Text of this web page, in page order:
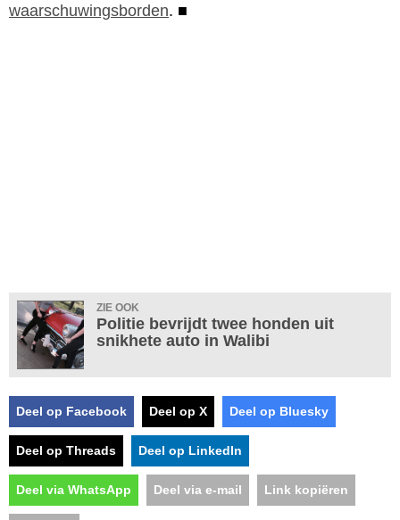
waarschuwingsborden. ■
ZIE OOK
Politie bevrijdt twee honden uit
snikhete auto in Walibi
Deel op Facebook Deel op X Deel op Bluesky
Deel op Threads Deel op LinkedIn
Deel via WhatsApp Deel via e-mail Link kopiëren